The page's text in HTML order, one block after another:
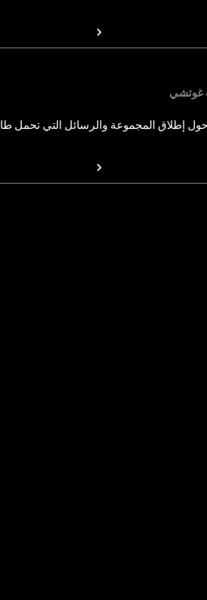
غوتشي
إطلاق المجموعة والرسائل التي تحمل